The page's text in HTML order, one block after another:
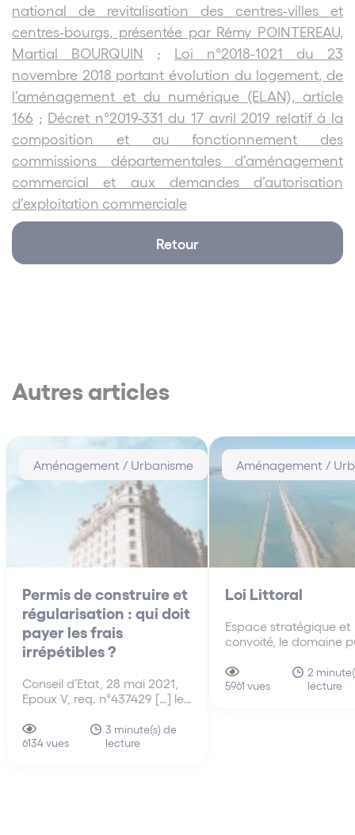
national de revitalisation des centres-villes et
centres-bourgs, présentée par Rémy POINTEREAU,
Martial BOURQUIN ; Loi n°2018-1021 du 23
novembre 2018 portant évolution du logement, de
l’aménagement et du numérique (ELAN), article
166 ; Décret n°2019-331 du 17 avril 2019 relatif à la
composition et au fonctionnement des
commissions départementales d’aménagement
commercial et aux demandes d’autorisation
d’exploitation commerciale
Retour
Autres articles
Aménagement / Urbanisme
Permis de construire et
régularisation : qui doit
payer les frais
irrépétibles ?
Conseil d’Etat, 28 mai 2021,
Epoux V, req. n°437429 […] le
apporter une inflexion à sa
jurisprudence concernant les
6134 vues
3 minute(s) de
lecture
Aménagement /
Loi Littoral
Espace stratégique et
convoité, le domaine
pression immobilière et
économique
5961 vues
2
lecture